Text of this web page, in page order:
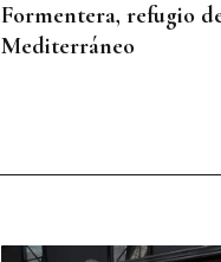
Formentera, refugio
Mediterráneo